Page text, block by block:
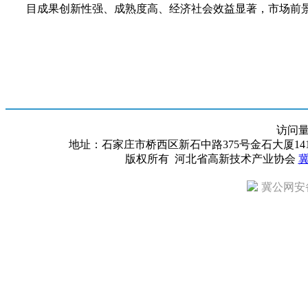
目成果创新性强、成熟度高、经济社会效益显著，市场
访问
地址：石家庄市桥西区新石中路375号金石大厦
版权所有 河北省高新技术产业协会
冀公网安